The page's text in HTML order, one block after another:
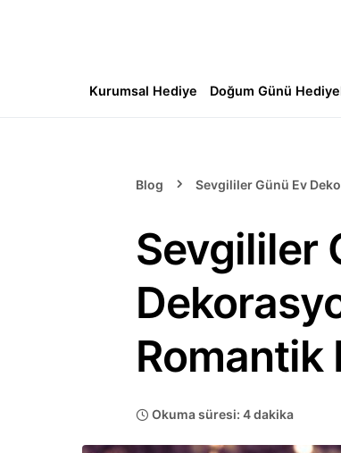
Kurumsal Hediye Doğum Günü
Blog Sevgililer Günü Ev
Sevgililer
Romantik
Okuma süresi: 4 dakika